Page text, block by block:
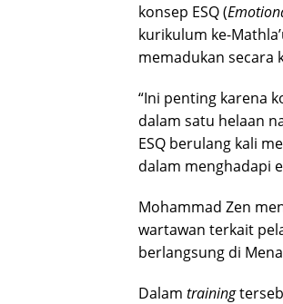
konsep ESQ (
kurikulum ke-
memadukan secara
“Ini penting karena
dalam satu helaan
ESQ berulang kali
dalam menghadapi
Mohammad Zen
wartawan terkait
berlangsung di
Dalam training